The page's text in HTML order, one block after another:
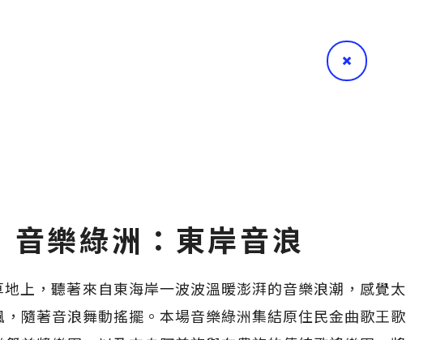
音樂綠洲：東岸音浪
地上，聽著來自東海岸一波波溫暖澎湃的音樂浪潮，感覺太
，隨著音浪舞動搖擺。本場音樂綠洲集結原住民金曲歌王歌